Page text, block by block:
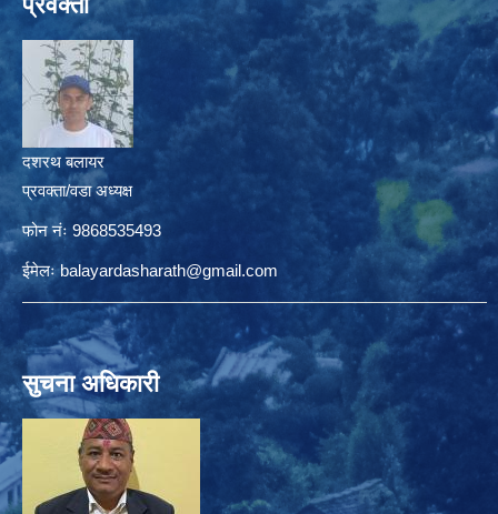
दशरथ बलायर
प्रवक्ता/वडा अध्यक्ष
फोन नंः 9868535493
ईमेलःbalayardasharath@gmail.com
सुचना अधिकारी